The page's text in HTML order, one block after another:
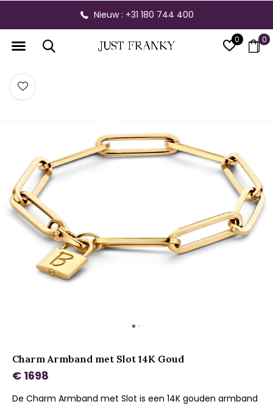
0 0
Nieuw : +31 180 744 400
Charm Armband met Slot 14K Goud
€ 1698
De Charm Armband met Slot is een 14K gouden armband